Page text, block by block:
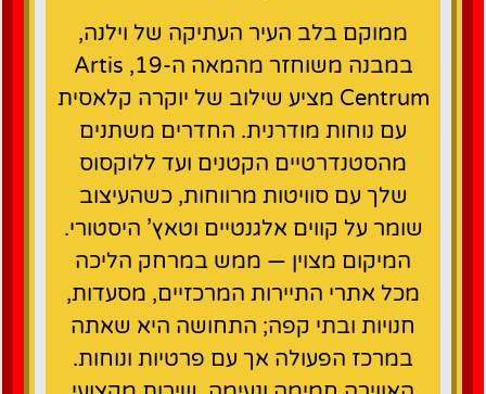
ממוקם בלב העיר העתיקה של וילנה,
במבנה משוחזר מהמאה ה‑19, Artis
Centrum מציע שילוב של יוקרה קלאסית
עם נוחות מודרנית. החדרים משתנים
מהסטנדרטיים הקטנים ועד ללוקסוס
שלך עם סוויטות מרווחות, כשהעיצוב
שומר על קווים אלגנטיים וטאץ’ היסטורי.
המיקום מצוין — ממש במרחק הליכה
מכל אתרי התיירות המרכזיים, מסעדות,
חנויות ובתי קפה; התחושה היא שאתה
במרכז הפעולה אך עם פרטיות ונוחות.